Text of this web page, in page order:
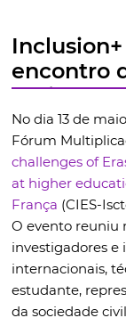
encontro
projeto
No dia 13 de
Fórum
challenges of
at higher
França (CIES-
O evento reuniu
investigadores e
internacionais,
estudante,
da sociedade